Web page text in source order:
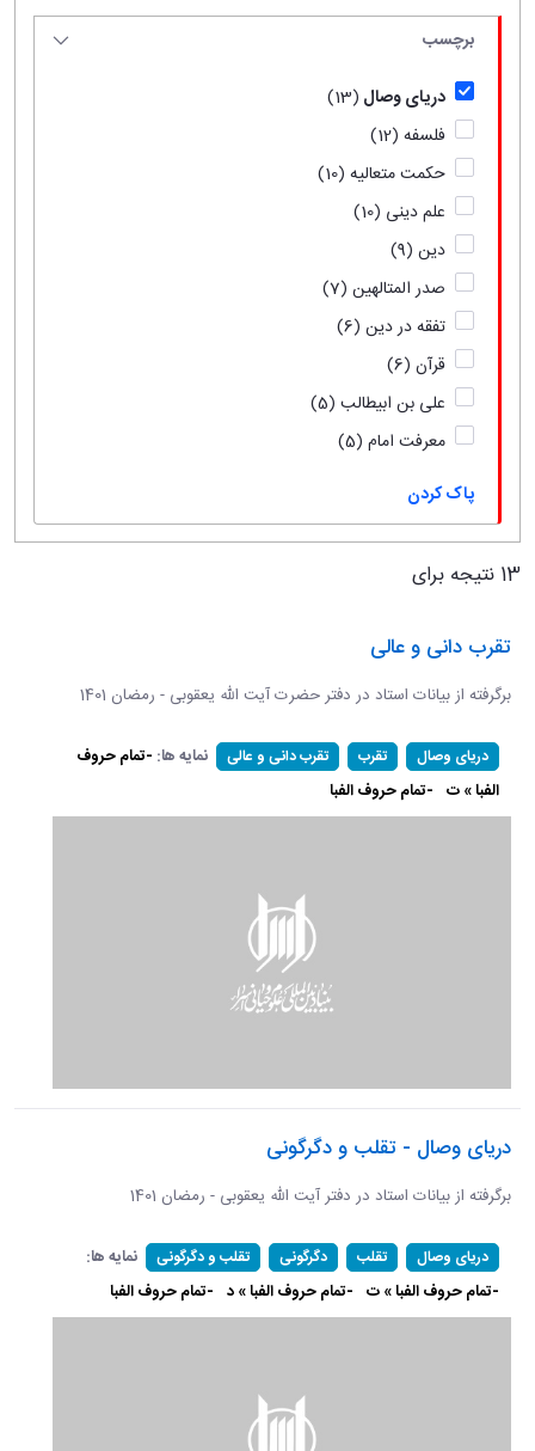
برچسب
دریای وصال (13)
فلسفه (12)
حکمت متعالیه (10)
علم دینی (10)
دین (9)
صدر المتالهین (7)
تفقه در دین (6)
قرآن (6)
علی بن ابیطالب (5)
معرفت امام (5)
پاک کردن
13 نتیجه برای
تقرب دانی و عالی
برگرفته از بیانات استاد در دفتر حضرت آیت الله یعقوبی - رمضان 1401
دریای وصال تقرب تقرب دانی و عالی نمایه ها: -تمام حروف
الفبا » ت -تمام حروف الفبا
دریای وصال - تقلب و دگرگونی
برگرفته از بیانات استاد در دفتر آیت الله یعقوبی - رمضان 1401
دریای وصال تقلب دگرگونی تقلب و دگرگونی
نمایه ها:
-تمام حروف الفبا » ت -تمام حروف الفبا » د -تمام حروف الفبا